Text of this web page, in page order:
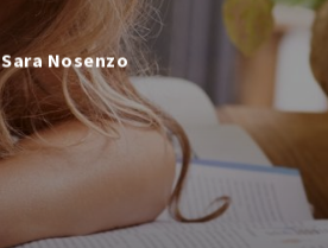
Sara Nosenzo